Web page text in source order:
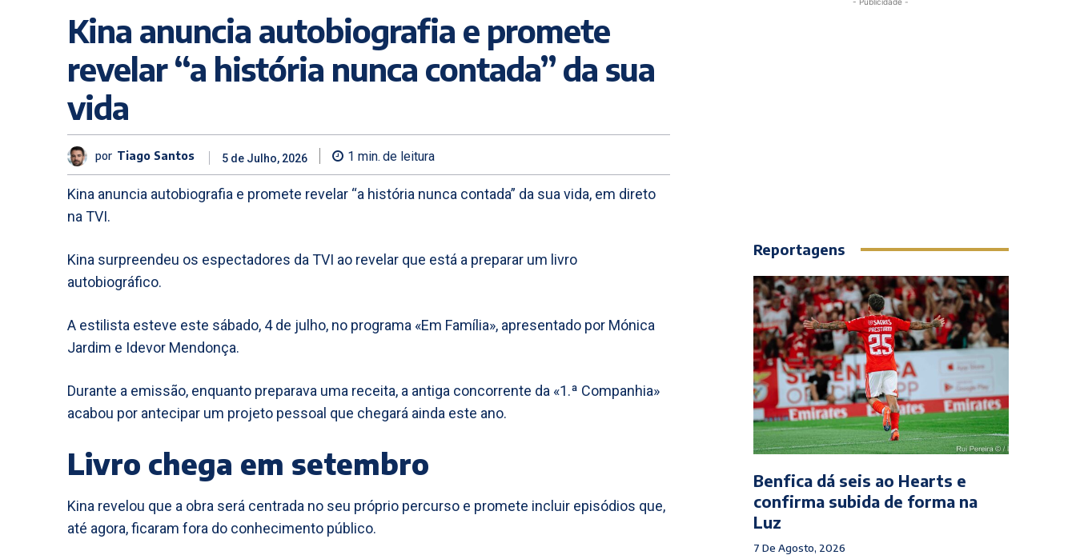
Kina anuncia autobiografia e promete
revelar “a história nunca contada” da sua
vida
por Tiago Santos 5 de Julho, 2026 1 min. de leitura
Kina anuncia autobiografia e promete revelar “a história nunca contada” da sua vida, em direto
na TVI.
Kina surpreendeu os espectadores da TVI ao revelar que está a preparar um livro
autobiográfico.
A estilista esteve este sábado, 4 de julho, no programa «Em Família», apresentado por Mónica
Jardim e Idevor Mendonça.
Durante a emissão, enquanto preparava uma receita, a antiga concorrente da «1.ª Companhia»
acabou por antecipar um projeto pessoal que chegará ainda este ano.
Livro chega em setembro
Kina revelou que a obra será centrada no seu próprio percurso e promete incluir episódios que,
até agora, ficaram fora do conhecimento público.
Reportagens
Benfica dá seis ao Hearts e
confirma subida de forma na
Luz
7 De Agosto, 2026